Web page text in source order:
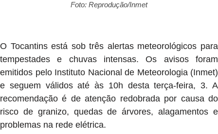
Foto: Reprodução/Inmet
O Tocantins está sob três alertas meteorológicos para
tempestades e chuvas intensas. Os avisos foram
emitidos pelo Instituto Nacional de Meteorologia (Inmet)
e seguem válidos até às 10h desta terça-feira, 3. A
recomendação é de atenção redobrada por causa do
risco de granizo, quedas de árvores, alagamentos e
problemas na rede elétrica.